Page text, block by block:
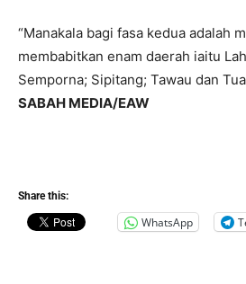
“Manakala bagi fasa kedua adalah
membabitkan enam daerah iaitu
Semporna; Sipitang; Tawau dan
SABAH MEDIA/EAW
Share this:
WhatsApp